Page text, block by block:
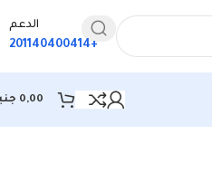
الدعم
+201140400414
0,00